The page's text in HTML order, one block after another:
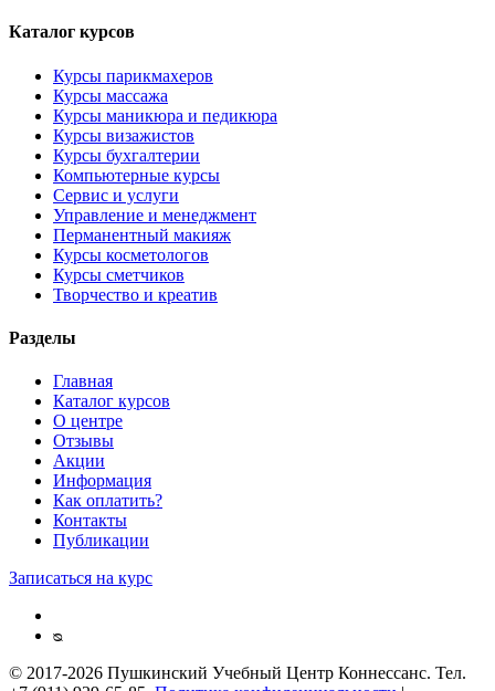
Каталог курсов
Курсы парикмахеров
Курсы массажа
Курсы маникюра и педикюра
Курсы визажистов
Курсы бухгалтерии
Компьютерные курсы
Сервис и услуги
Управление и менеджмент
Перманентный макияж
Курсы косметологов
Курсы сметчиков
Творчество и креатив
Разделы
Главная
Каталог курсов
О центре
Отзывы
Акции
Информация
Как оплатить?
Контакты
Публикации
Записаться на курс
ᴓ
© 2017-2026 Пушкинский Учебный Центр Коннессанс. Тел.